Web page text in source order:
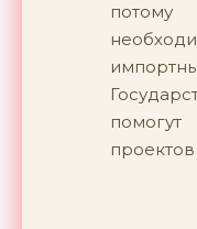
помогут
проектов